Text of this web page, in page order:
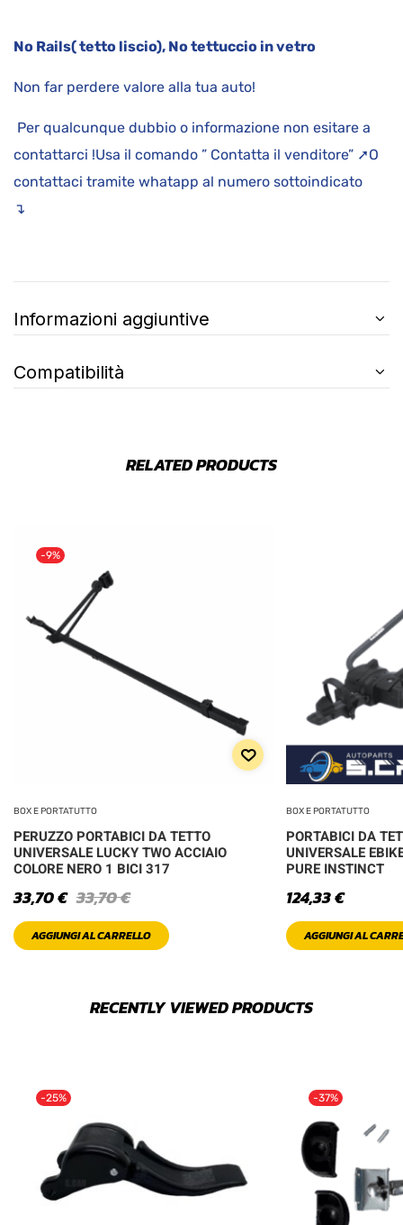
No Rails( tetto liscio), No tettuccio in vetro
Non far perdere valore alla tua auto!
Per qualcunque dubbio o informazione non esitare a
contattarci !Usa il comando ” Contatta il venditore” ➚O
contattaci tramite whatapp al numero sottoindicato
↴
Informazioni aggiuntive
Compatibilità
RELATED PRODUCTS
-9%
BOX E PORTATUTTO
PERUZZO PORTABICI DA TETTO
UNIVERSALE LUCKY TWO ACCIAIO
COLORE NERO 1 BICI 317
33,70€
33,70€
AGGIUNGI AL CARRELLO
BOX E PORTATUTTO
PORTABICI DA
UNIVERSALE
PURE INSTINCT
124,33€
AGGIUNGI AL
RECENTLY VIEWED PRODUCTS
-25% -37%